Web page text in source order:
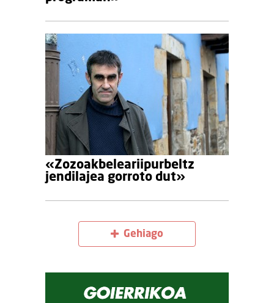
«Zozoakbeleariipurbeltz
jendilajea gorroto dut»
Gehiago